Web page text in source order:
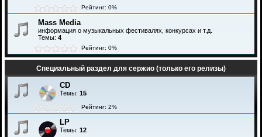
Рейтинг: 0%
Mass Media
информация о музыкальных фестивалях, конкурсах и т.д.
Темы: 4
Рейтинг: 0%
Специальный раздел для сержио (только его релизы)
CD
Темы: 15
Рейтинг: 2%
LP
Темы: 12